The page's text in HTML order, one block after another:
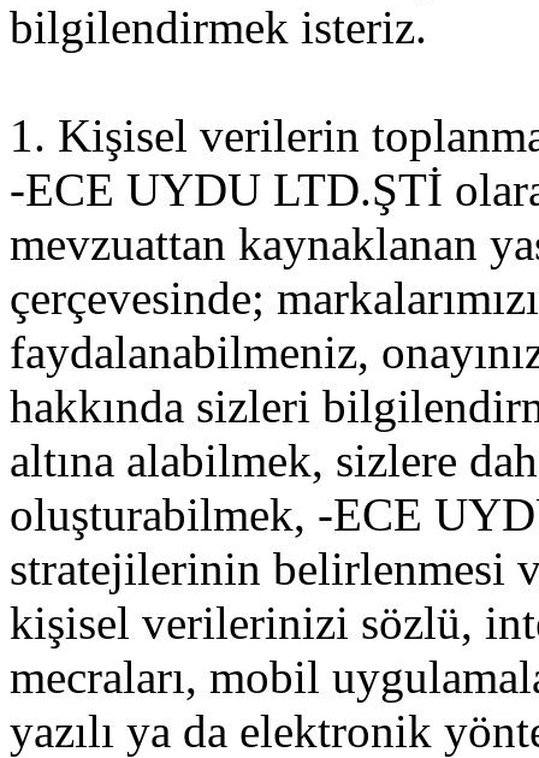
bilgilendirmek isteriz.
1. Kişisel verilerin
-ECE UYDU LTD.ŞTİ
mevzuattan kaynaklanan
çerçevesinde;
faydalanabilmeniz,
hakkında sizleri
altına alabilmek, sizlere
oluşturabilmek, -ECE
stratejilerinin belirlenmesi
kişisel verilerinizi sözlü,
mecraları, mobil
yazılı ya da elektronik